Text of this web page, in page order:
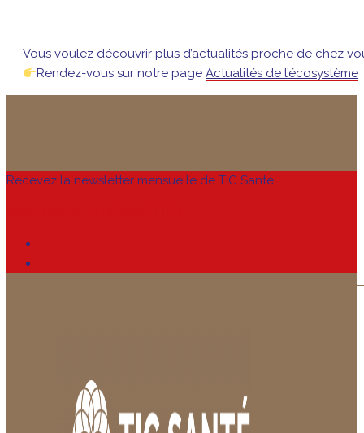
Vous voulez découvrir plus d’actualités proche de chez
Rendez-vous sur notre pageActualités de l’écosystème
Recevez la newsletter mensuelle de TIC Santé